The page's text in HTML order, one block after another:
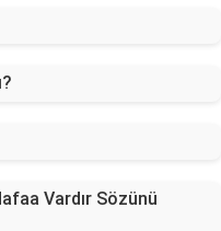
Vardır Sözünü